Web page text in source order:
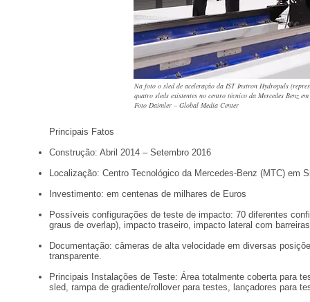
Na foto o sled de aceleração da IST Instron Hydropuls
quatro sleds existentes no centro técnico da Mercedes Benz
Foto Daimler – Global Media Center
Principais Fatos
Construção: Abril 2014 – Setembro 2016
Localização: Centro Tecnológico da Mercedes-Benz (MTC) em
Investimento: em centenas de milhares de Euros
Possíveis configurações de teste de impacto: 70 diferentes
graus de overlap), impacto traseiro, impacto lateral com
Documentação: câmeras de alta velocidade em diversas
transparente.
Principais Instalações de Teste: Área totalmente coberta para
sled, rampa de gradiente/rollover para testes, lançadores para